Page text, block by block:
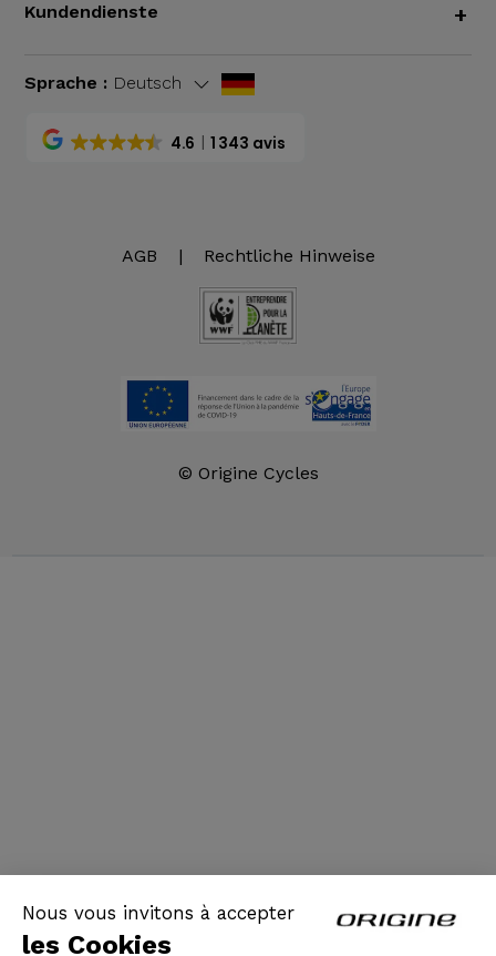
Nous vous invitons à accepter
les Cookies
Kundendienste +
Sprache : Deutsch
4.6 1 343 avis
AGB | Rechtliche Hinweise
© Origine Cycles